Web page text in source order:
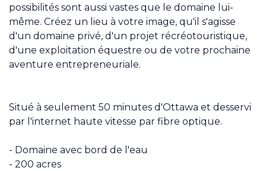
possibilités sont aussi vastes que le domaine lui-
même. Créez un lieu à votre image, qu'il s'agisse
d'un domaine privé, d'un projet récréotouristique,
d'une exploitation équestre ou de votre prochaine
aventure entrepreneuriale.
Situé à seulement 50 minutes d'Ottawa et desservi
par l'internet haute vitesse par fibre optique.
- Domaine avec bord de l'eau
- 200 acres